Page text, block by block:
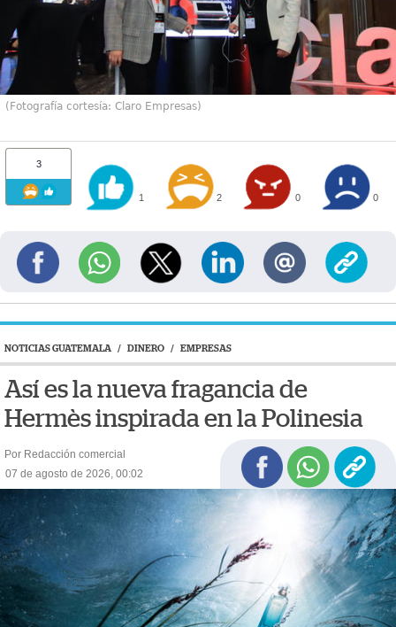
(Fotografía cortesía: Claro Empresas)
3
1 2 0 0
NOTICIAS GUATEMALA / DINERO / EMPRESAS
Así es la nueva fragancia de
Hermès inspirada en la Polinesia
Por Redacción comercial
07 de agosto de 2026, 00:02